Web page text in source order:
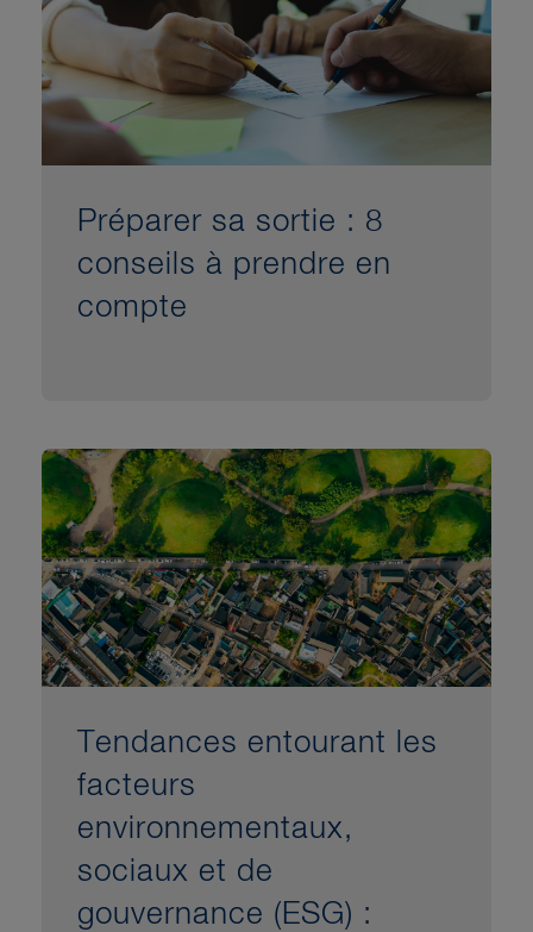
Préparer sa sortie : 8
conseils à prendre en
compte
Tendances entourant les
facteurs
environnementaux,
sociaux et de
gouvernance (ESG) :